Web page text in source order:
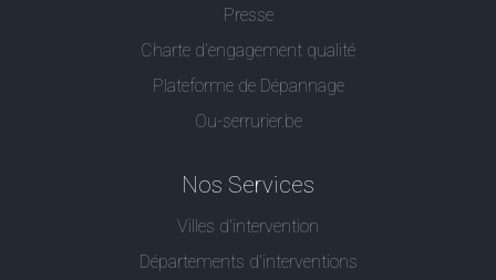
Presse
Charte d’engagement qualité
Plateforme de Dépannage
Ou-serrurier.be
Nos Services
Villes d'intervention
Départements d'interventions